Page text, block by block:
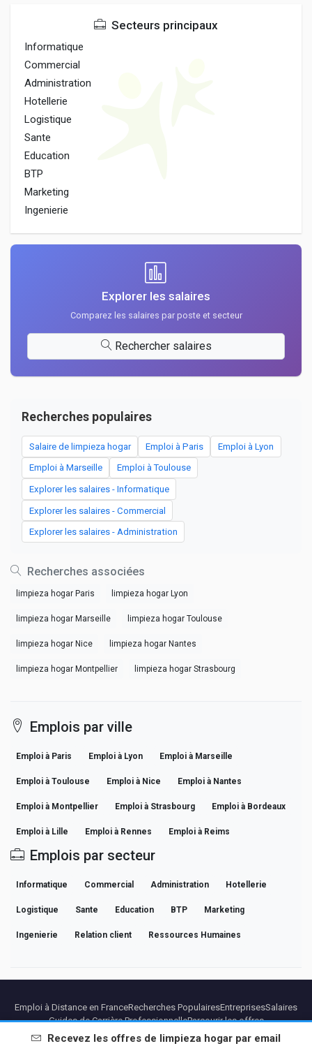
Secteurs principaux
Informatique
Commercial
Administration
Hotellerie
Logistique
Sante
Education
BTP
Marketing
Ingenierie
Explorer les salaires
Comparez les salaires par poste et secteur
Rechercher salaires
Recherches populaires
Salaire de limpieza hogar Emploi à Paris Emploi à Lyon
Emploi à Marseille Emploi à Toulouse
Explorer les salaires - Informatique
Explorer les salaires - Commercial
Explorer les salaires - Administration
Recherches associées
limpieza hogar Paris limpieza hogar Lyon
limpieza hogar Marseille limpieza hogar Toulouse
limpieza hogar Nice limpieza hogar Nantes
limpieza hogar Montpellier limpieza hogar Strasbourg
Emplois par ville
Emploi à Paris Emploi à Lyon Emploi à Marseille
Emploi à Toulouse Emploi à Nice Emploi à Nantes
Emploi à Montpellier Emploi à Strasbourg Emploi à Bordeaux
Emploi à Lille Emploi à Rennes Emploi à Reims
Emplois par secteur
Informatique Commercial Administration Hotellerie
Logistique Sante Education BTP Marketing
Ingenierie Relation client Ressources Humaines
Recevez les offres de limpieza hogar par email
Emploi à Distance en FranceRecherches PopulairesEntreprisesSalaires
Guides de Carrière ProfessionnelleParcourir les offres